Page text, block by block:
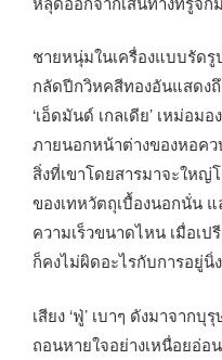
ชายหนุ่มในเครื่องแบบรัดรู
กลัดปีกวิหคสีทองอันแสดงถึ
‘เอ็ดมันด์ เกลเดีย’ เหม่อ
ภายนอกหน้าต่างของหอค
สิ่งที่เขาโดยสารมาจะใหญ่
ของเทหวัตถุเบื้องนอกนั่น
ความเร็วขนาดไหน เมื่อเ
ก็คงไม่ผิดอะไรกับการอยู่นิ่
เสียง ‘ฟู่’ เบาๆ ดังมาจาก
ถอนหายใจอย่างเหนื่อยอ่อ